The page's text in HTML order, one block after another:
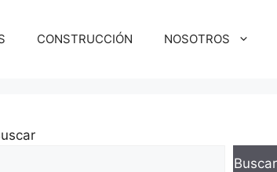
CONSTRUCCIÓN NOSOTROS
Buscar